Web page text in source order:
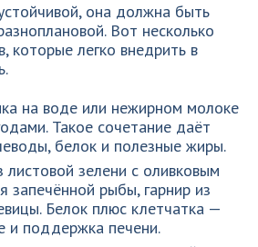
она должна быть
Вот несколько
которые легко внедрить в
на воде или нежирном молоке
Такое сочетание даёт
белок и полезные жиры.
листовой зелени с оливковым
запечённой рыбы, гарнир из
Белок плюс клетчатка —
и поддержка печени.